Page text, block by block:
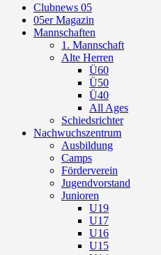
Clubnews 05
05er Magazin
Mannschaften
1. Mannschaft
Alte Herren
Ü60
Ü50
Ü40
All Ages
Schiedsrichter
Nachwuchszentrum
Ausbildung
Camps
Förderverein
Jugendvorstand
Junioren
U19
U17
U16
U15